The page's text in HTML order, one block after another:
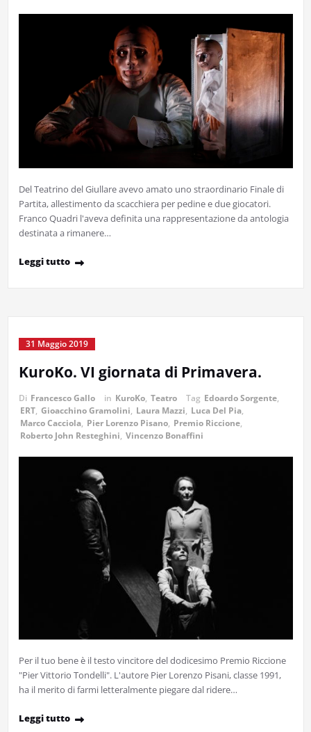
Del Teatrino del Giullare avevo amato uno straordinario Finale di
Partita, allestimento da scacchiera per pedine e due giocatori.
Franco Quadri l'aveva definita una rappresentazione da antologia
destinata a rimanere…
Leggi tutto
31 Maggio 2019
KuroKo. VI giornata di Primavera.
Di Francesco Gallo in KuroKo, Teatro Tag Edoardo Sorgente,
ERT, Gioacchino Gramolini, Laura Mazzi, Luca Del Pia,
Marco Cacciola, Pier Lorenzo Pisano, Premio Riccione,
Roberto John Resteghini, Vincenzo Bonaffini
Per il tuo bene è il testo vincitore del dodicesimo Premio Riccione
"Pier Vittorio Tondelli". L'autore Pier Lorenzo Pisani, classe 1991,
ha il merito di farmi letteralmente piegare dal ridere…
Leggi tutto